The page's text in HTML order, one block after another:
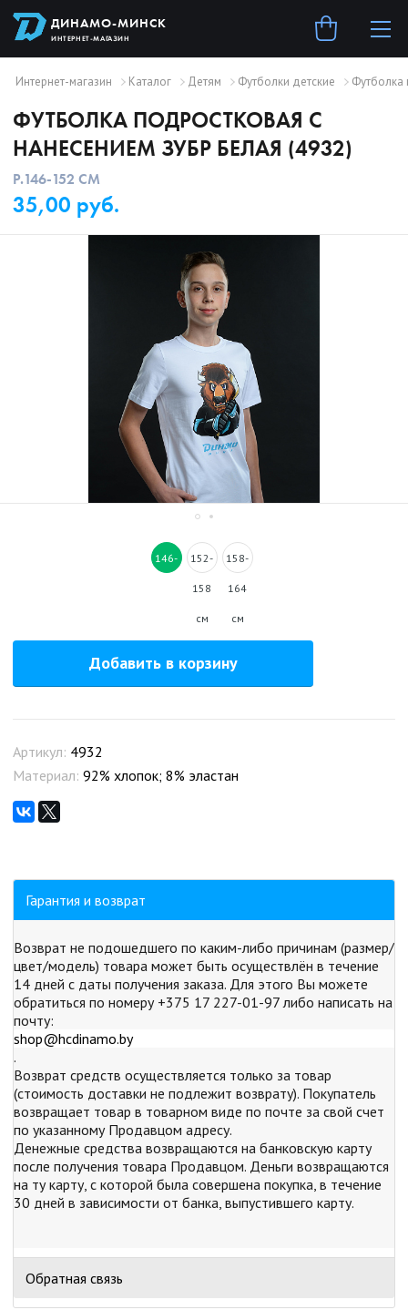
ДИНАМО-МИНСК
ИНТЕРНЕТ-МАГАЗИН
Интернет-магазин Каталог Детям Футболки детские Футболка
ФУТБОЛКА ПОДРОСТКОВАЯ С
НАНЕСЕНИЕМ ЗУБР БЕЛАЯ (4932)
Р.146-152 СМ
35,00 руб.
146- 152-
158
см
158-
164
см
Добавить в корзину
Артикул: 4932
Материал: 92% хлопок; 8% эластан
Гарантия и возврат
Возврат не подошедшего по каким-либо причинам (размер/
цвет/модель) товара может быть осуществлён в течение
14 дней с даты получения заказа. Для этого Вы можете
обратиться по номеру +375 17 227-01-97 либо написать на
почту:
shop@hcdinamo.by
.
Возврат средств осуществляется только за товар
(стоимость доставки не подлежит возврату). Покупатель
возвращает товар в товарном виде по почте за свой счет
по указанному Продавцом адресу.
Денежные средства возвращаются на банковскую карту
после получения товара Продавцом. Деньги возвращаются
на ту карту, с которой была совершена покупка, в течение
30 дней в зависимости от банка, выпустившего карту.
Обратная связь